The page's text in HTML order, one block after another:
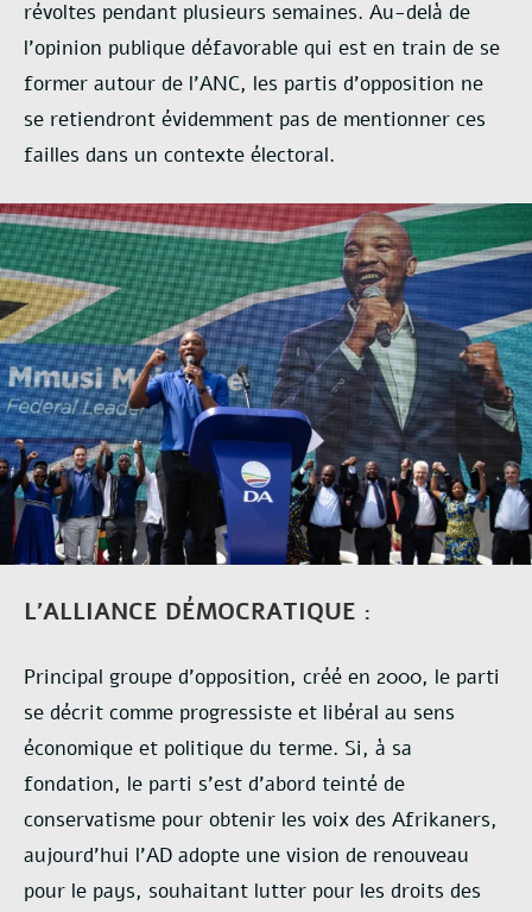
révoltes pendant plusieurs semaines. Au-delà de
l’opinion publique défavorable qui est en train de se
former autour de l’ANC, les partis d’opposition ne
se retiendront évidemment pas de mentionner ces
failles dans un contexte électoral.
L’ALLIANCE DÉMOCRATIQUE :
Principal groupe d’opposition, créé en 2000, le parti
se décrit comme progressiste et libéral au sens
économique et politique du terme. Si, à sa
fondation, le parti s’est d’abord teinté de
conservatisme pour obtenir les voix des Afrikaners,
aujourd’hui l’AD adopte une vision de renouveau
pour le pays, souhaitant lutter pour les droits des